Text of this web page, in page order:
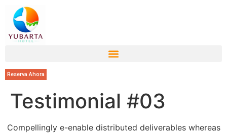
Reserva Ahora
Testimonial #03
Compellingly e-enable distributed deliverables whereas